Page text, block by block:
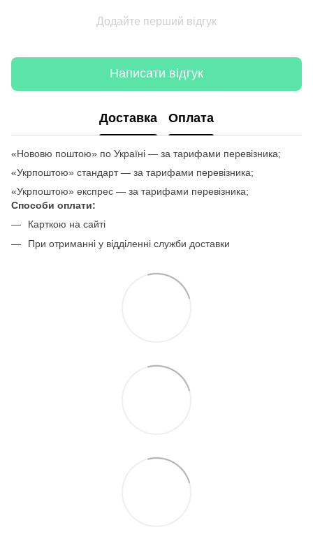
Додайте перший відгук
Написати відгук
Доставка Оплата
«Нововю поштою» по Україні — за тарифами перевізника;
«Укрпоштою» стандарт — за тарифами перевізника;
«Укрпоштою» експрес — за тарифами перевізника;
Способи оплати:
Карткою на сайті
При отриманні у відділенні служби доставки